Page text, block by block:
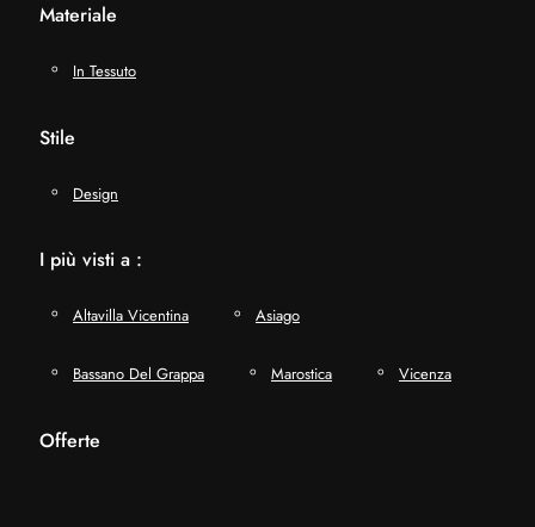
Materiale
In Tessuto
Stile
Design
I più visti a :
Altavilla Vicentina Asiago
Bassano Del Grappa Marostica Vicenza
Offerte